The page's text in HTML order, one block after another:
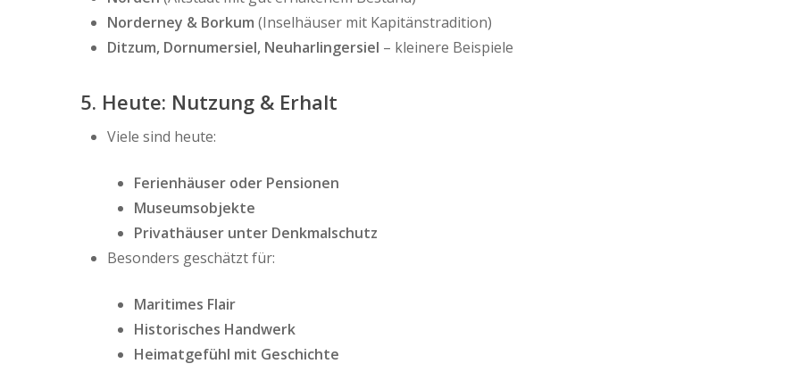
Norderney & Borkum (Inselhäuser mit Kapitänstradition)
Ditzum, Dornumersiel, Neuharlingersiel – kleinere Beispiele
5. Heute: Nutzung & Erhalt
Viele sind heute:
Ferienhäuser oder Pensionen
Museumsobjekte
Privathäuser unter Denkmalschutz
Besonders geschätzt für:
Maritimes Flair
Historisches Handwerk
Heimatgefühl mit Geschichte